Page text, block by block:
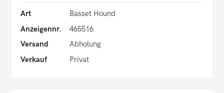
Art
Basset Hound
Anzeigennr.
465516
Versand
Abholung
Verkauf
Privat